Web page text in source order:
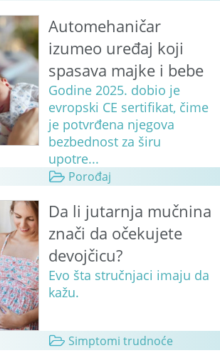
Automehaničar
izumeo uređaj koji
spasava majke i bebe
Godine 2025. dobio je
evropski CE sertifikat, čime
je potvrđena njegova
bezbednost za širu
upotre...
Porođaj
Da li jutarnja mučnina
znači da očekujete
devojčicu?
Evo šta stručnjaci imaju da
kažu.
Simptomi trudnoće